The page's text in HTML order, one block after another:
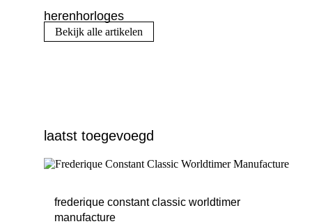
herenhorloges
Bekijk alle artikelen
laatst toegevoegd
frederique constant classic worldtimer
manufacture